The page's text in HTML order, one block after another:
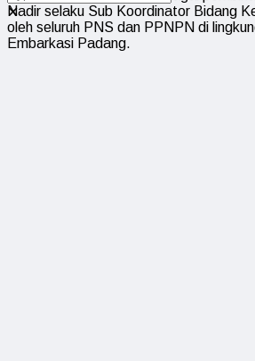
✕
Nadir selaku Sub Koordinator Bidang
oleh seluruh PNS dan PPNPN di
Embarkasi Padang.